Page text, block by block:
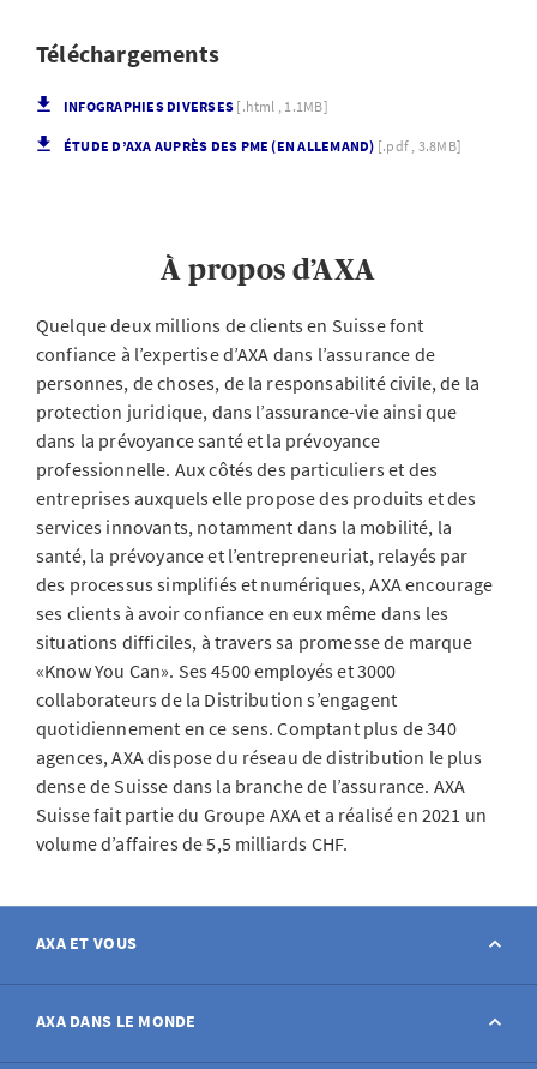
Téléchargements
INFOGRAPHIES DIVERSES [.html , 1.1MB]
ÉTUDE D’AXA AUPRÈS DES PME (EN ALLEMAND) [.pdf , 3.8MB]
À propos d’AXA
Quelque deux millions de clients en Suisse font
confiance à l’expertise d’AXA dans l’assurance de
personnes, de choses, de la responsabilité civile, de la
protection juridique, dans l’assurance-vie ainsi que
dans la prévoyance santé et la prévoyance
professionnelle. Aux côtés des particuliers et des
entreprises auxquels elle propose des produits et des
services innovants, notamment dans la mobilité, la
santé, la prévoyance et l’entrepreneuriat, relayés par
des processus simplifiés et numériques, AXA encourage
ses clients à avoir confiance en eux même dans les
situations difficiles, à travers sa promesse de marque
«Know You Can». Ses 4500 employés et 3000
collaborateurs de la Distribution s’engagent
quotidiennement en ce sens. Comptant plus de 340
agences, AXA dispose du réseau de distribution le plus
dense de Suisse dans la branche de l’assurance. AXA
Suisse fait partie du Groupe AXA et a réalisé en 2021 un
volume d’affaires de 5,5 milliards CHF.
AXA ET VOUS
Contact
AXA DANS LE MONDE